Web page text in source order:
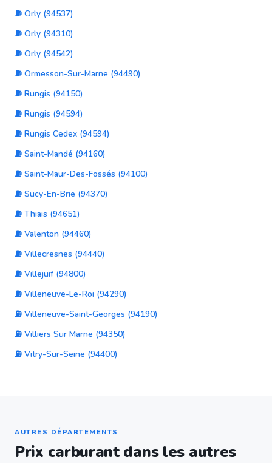
⛽ Orly (94537)
⛽ Orly (94310)
⛽ Orly (94542)
⛽ Ormesson-Sur-Marne (94490)
⛽ Rungis (94150)
⛽ Rungis (94594)
⛽ Rungis Cedex (94594)
⛽ Saint-Mandé (94160)
⛽ Saint-Maur-Des-Fossés (94100)
⛽ Sucy-En-Brie (94370)
⛽ Thiais (94651)
⛽ Valenton (94460)
⛽ Villecresnes (94440)
⛽ Villejuif (94800)
⛽ Villeneuve-Le-Roi (94290)
⛽ Villeneuve-Saint-Georges (94190)
⛽ Villiers Sur Marne (94350)
⛽ Vitry-Sur-Seine (94400)
AUTRES DÉPARTEMENTS
Prix carburant dans les autres